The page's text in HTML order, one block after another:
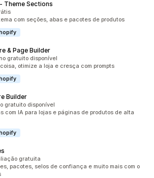
Theme Sections
todo
com seções, abas e pacotes de produtos
& Page Builder
todo
gratuito disponível
otimize a loja e cresça com prompts
Builder
todo
gratuito disponível
com IA para lojas e páginas de produtos de alta
todogratuita
pacotes, selos de confiança e muito mais com o